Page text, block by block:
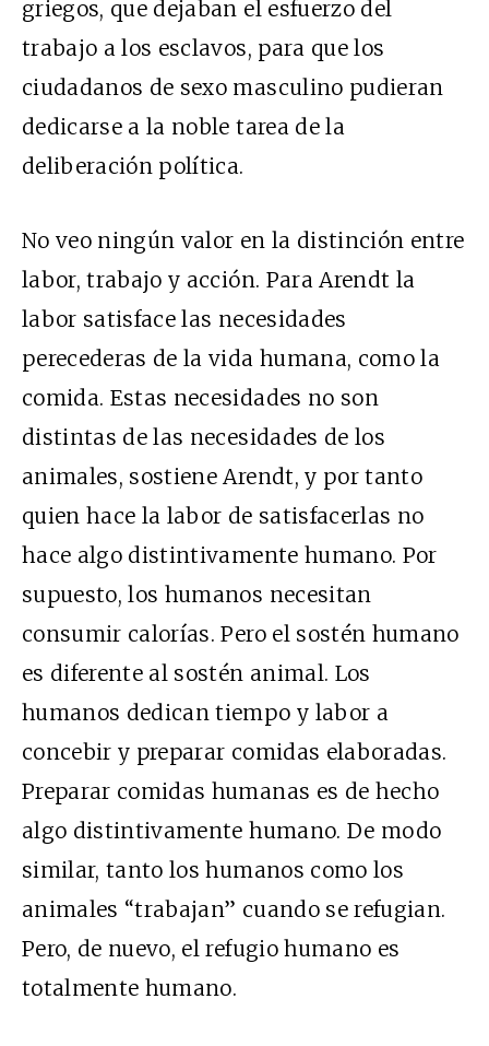
griegos, que dejaban el esfuerzo del
trabajo a los esclavos, para que los
ciudadanos de sexo masculino pudieran
dedicarse a la noble tarea de la
deliberación política.
No veo ningún valor en la distinción entre
labor, trabajo y acción. Para Arendt la
labor satisface las necesidades
perecederas de la vida humana, como la
comida. Estas necesidades no son
distintas de las necesidades de los
animales, sostiene Arendt, y por tanto
quien hace la labor de satisfacerlas no
hace algo distintivamente humano. Por
supuesto, los humanos necesitan
consumir calorías. Pero el sostén humano
es diferente al sostén animal. Los
humanos dedican tiempo y labor a
concebir y preparar comidas elaboradas.
Preparar comidas humanas es de hecho
algo distintivamente humano. De modo
similar, tanto los humanos como los
animales “trabajan” cuando se refugian.
Pero, de nuevo, el refugio humano es
totalmente humano.